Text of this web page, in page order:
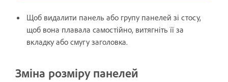
Щоб видалити панель або групу панелей зі стосу,
щоб вона плавала самостійно, витягніть її за
вкладку або смугу заголовка.
Зміна розміру панелей